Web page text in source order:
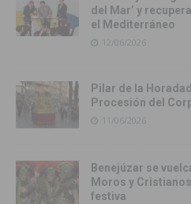
del Mar’ y
el Mediterráneo
12/06/2026
Pilar de la
Procesión del
11/06/2026
Benejúzar se
Moros y
festiva